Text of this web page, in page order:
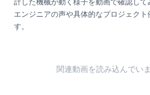
計した機械が動く様子を動画で確認し
エンジニアの声や具体的なプロジェクト
す。
関連動画を読み込んでい